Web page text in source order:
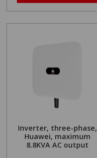
Inverter, three-phase,
Huawei, maximum
8.8KVA AC output